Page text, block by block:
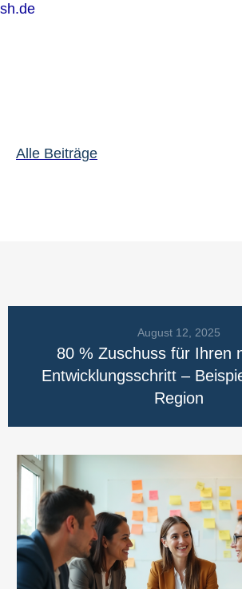
sh.de
Alle Beiträge
August 12, 2025
80 % Zuschuss für Ihren
Entwicklungsschritt –
Region